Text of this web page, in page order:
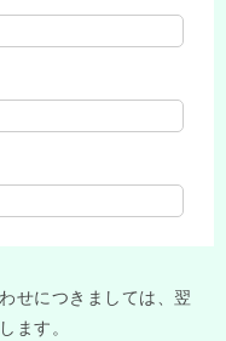
せにつきましては、翌
ます。